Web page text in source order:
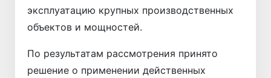
эксплуатацию крупных производственных
объектов и мощностей.
По результатам рассмотрения принято
решение о применении действенных